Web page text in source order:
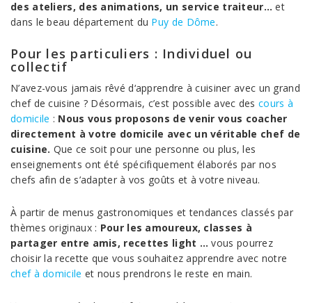
des ateliers, des animations, un service traiteur… et
dans le beau département du Puy de Dôme.
Pour les particuliers : Individuel ou
collectif
N’avez-vous jamais rêvé d‘apprendre à cuisiner avec un grand
chef de cuisine ? Désormais, c’est possible avec des cours à
domicile : Nous vous proposons de venir vous coacher
directement à votre domicile avec un véritable chef de
cuisine. Que ce soit pour une personne ou plus, les
enseignements ont été spécifiquement élaborés par nos
chefs afin de s’adapter à vos goûts et à votre niveau.
À partir de menus gastronomiques et tendances classés par
thèmes originaux : Pour les amoureux, classes à
partager entre amis, recettes light … vous pourrez
choisir la recette que vous souhaitez apprendre avec notre
chef à domicile et nous prendrons le reste en main.